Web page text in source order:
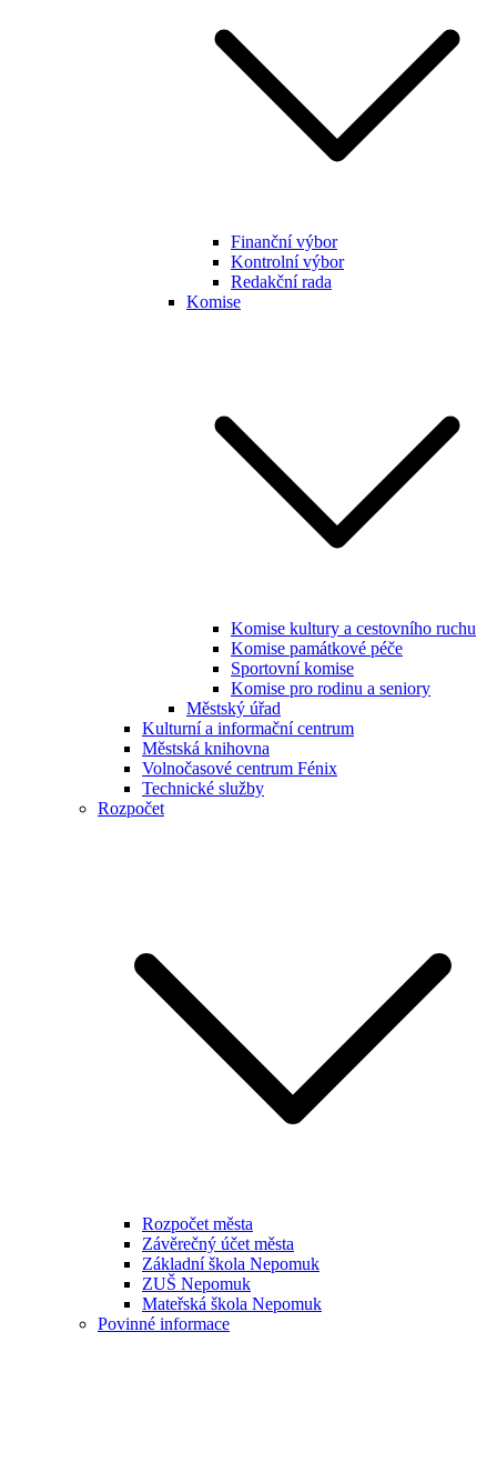
Finanční výbor
Kontrolní výbor
Redakční rada
Komise
Komise kultury a cestovního ruchu
Komise památkové péče
Sportovní komise
Komise pro rodinu a seniory
Městský úřad
Kulturní a informační centrum
Městská knihovna
Volnočasové centrum Fénix
Technické služby
Rozpočet
Rozpočet města
Závěrečný účet města
Základní škola Nepomuk
ZUŠ Nepomuk
Mateřská škola Nepomuk
Povinné informace